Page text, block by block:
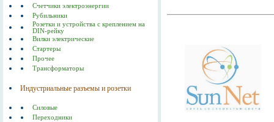
Счетчики электроэнергии
Рубильники
Розетки и устройства с креплением на
DIN-рейку
Вилки электрические
Стартеры
Прочее
Трансформаторы
Индустриальные разъемы и розетки
Силовые
Переходники